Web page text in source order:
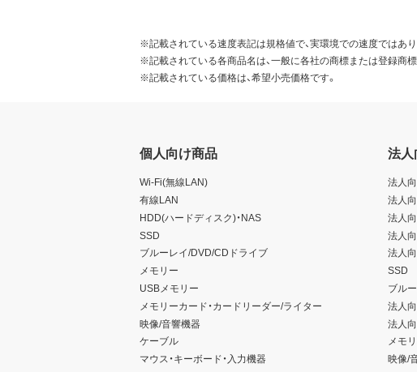
※記載されている速度表記は規格値で、実環境での速度ではあり
※記載されている各商品名は、一般に各社の商標または登録商標
※記載されている価格は、希望小売価格です。
個人向け商品
Wi-Fi(無線LAN)
有線LAN
HDD(ハードディスク)・NAS
SSD
ブルーレイ/DVD/CDドライブ
メモリー
USBメモリー
メモリーカード・カードリーダー/ライター
映像/音響機器
ケーブル
マウス・キーボード・入力機器
法
法人
法人
法人
法人
法人
SSD
ブル
法人
法人
メモ
映像/